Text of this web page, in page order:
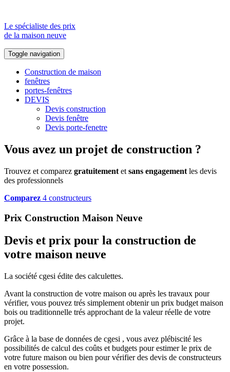
Le spécialiste des prix
de la maison neuve
Toggle navigation
Construction de maison
fenêtres
portes-fenêtres
DEVIS
Devis construction
Devis fenêtre
Devis porte-fenetre
Vous avez un projet de construction ?
Trouvez et comparez gratuitement et sans engagement les devis
des professionnels
Comparez 4 constructeurs
Prix Construction Maison Neuve
Devis et prix pour la construction de
votre maison neuve
La société cgesi édite des calculettes.
Avant la construction de votre maison ou après les travaux pour
vérifier, vous pouvez trés simplement obtenir un prix budget maison
bois ou traditionnelle trés approchant de la valeur réelle de votre
projet.
Grâce à la base de données de cgesi , vous avez plébiscité les
possibilités de calcul des coûts et budgets pour estimer le prix de
votre future maison ou bien pour vérifier des devis de constructeurs
en votre possession.